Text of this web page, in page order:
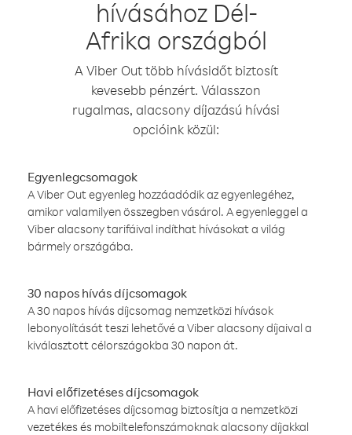
hívásához Dél-
Afrika országból
A Viber Out több hívásidőt biztosít
kevesebb pénzért. Válasszon
rugalmas, alacsony díjazású hívási
opcióink közül:
Egyenlegcsomagok
A Viber Out egyenleg hozzáadódik az egyenlegéhez,
amikor valamilyen összegben vásárol. A egyenleggel a
Viber alacsony tarifáival indíthat hívásokat a világ
bármely országába.
30 napos hívás díjcsomagok
A 30 napos hívás díjcsomag nemzetközi hívások
lebonyolítását teszi lehetővé a Viber alacsony díjaival a
kiválasztott célországokba 30 napon át.
Havi előfizetéses díjcsomagok
A havi előfizetéses díjcsomag biztosítja a nemzetközi
vezetékes és mobiltelefonszámoknak alacsony díjakkal